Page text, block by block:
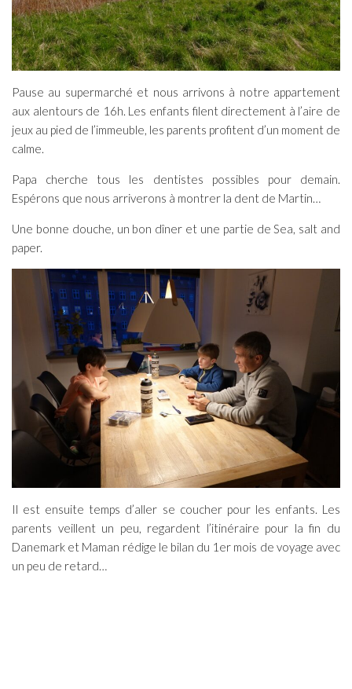
Pause au supermarché et nous arrivons à notre appartement
aux alentours de 16h. Les enfants filent directement à l’aire de
jeux au pied de l’immeuble, les parents profitent d’un moment de
calme.
Papa cherche tous les dentistes possibles pour demain.
Espérons que nous arriverons à montrer la dent de Martin…
Une bonne douche, un bon dîner et une partie de Sea, salt and
paper.
Il est ensuite temps d’aller se coucher pour les enfants. Les
parents veillent un peu, regardent l’itinéraire pour la fin du
Danemark et Maman rédige le bilan du 1er mois de voyage avec
un peu de retard…